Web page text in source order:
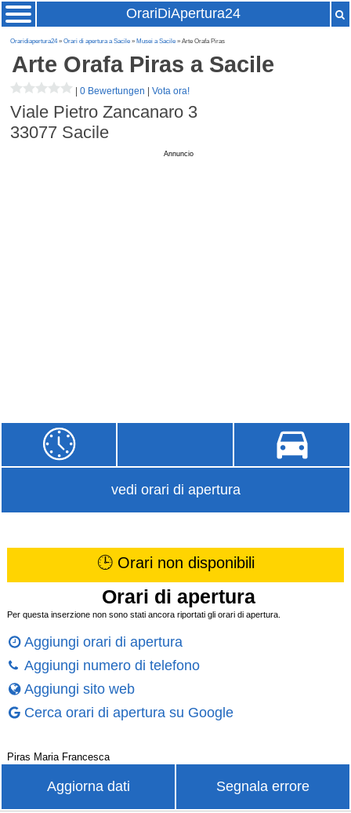
OrariDiApertura24
Oraridiapertura24»Orari di apertura a Sacile » Musei a Sacile » Arte Orafa Piras
Arte Orafa Piras a Sacile
|0 Bewertungen |Vota ora!
Viale Pietro Zancanaro 3
33077 Sacile
Annuncio
vedi orari di apertura
🕒 Orari non disponibili
Orari di apertura
Per questa inserzione non sono stati ancora riportati gli orari di apertura.
Aggiungi orari di apertura
Aggiungi numero di telefono
Aggiungi sito web
Cerca orari di apertura su Google
Piras Maria Francesca
Aggiorna dati Segnala errore